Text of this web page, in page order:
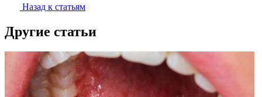
Назад к статьям
Другие статьи